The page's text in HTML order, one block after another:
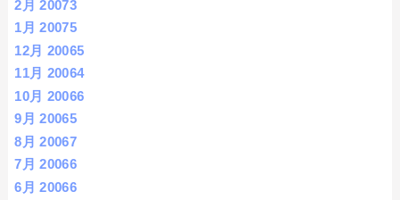
2月 20073
1月 20075
12月 20065
11月 20064
10月 20066
9月 20065
8月 20067
7月 20066
6月 20066